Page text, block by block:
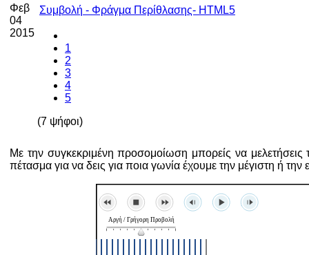
Φεβ
04
2015
Συμβολή - Φράγμα Περίθλασης- HTML5
1
2
3
4
5
(7 ψήφοι)
Με την συγκεκριμένη προσομοίωση μπορείς να
πέτασμα για να δεις για ποια γωνία έχουμε την μέγιστη ή την